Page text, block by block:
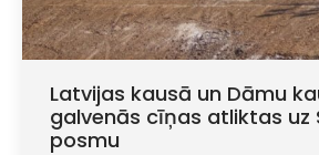
Latvijas kausā un Dāmu
galvenās cīņas atliktas uz
posmu